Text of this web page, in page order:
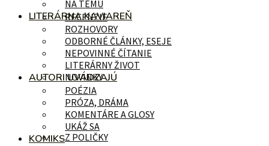
RECENZIE
NOVINKY
Z POLIČKY
NA TÉMU
LITERÁRNA KAVIAREŇ
ROZHOVORY
ODBORNÉ ČLÁNKY, ESEJE
NEPOVINNÉ ČÍTANIE
LITERÁRNY ŽIVOT
AUTORI UVÁDZAJÚ
POÉZIA
PRÓZA, DRÁMA
KOMENTÁRE A GLOSY
UKÁŽ SA
KOMIKS